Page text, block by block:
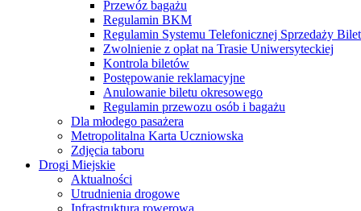
Przewóz bagażu
Regulamin BKM
Regulamin Systemu Telefonicznej Sprzedaży
Zwolnienie z opłat na Trasie Uniwersyteckiej
Kontrola biletów
Postępowanie reklamacyjne
Anulowanie biletu okresowego
Regulamin przewozu osób i bagażu
Dla młodego pasażera
Metropolitalna Karta Uczniowska
Zdjęcia taboru
Drogi Miejskie
Aktualności
Utrudnienia drogowe
Infrastruktura rowerowa